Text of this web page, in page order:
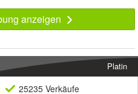
anzeigen
Platin
25235 Verkäufe